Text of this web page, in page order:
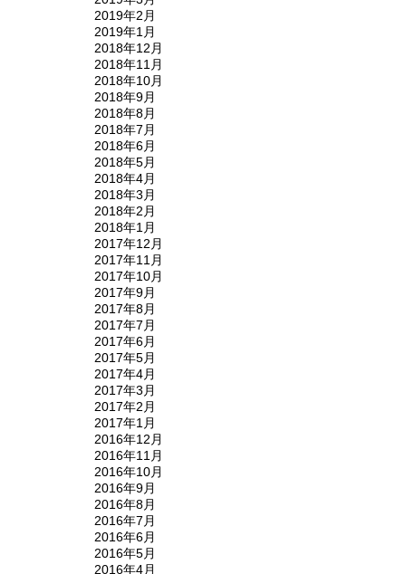
2019年2月
2019年1月
2018年12月
2018年11月
2018年10月
2018年9月
2018年8月
2018年7月
2018年6月
2018年5月
2018年4月
2018年3月
2018年2月
2018年1月
2017年12月
2017年11月
2017年10月
2017年9月
2017年8月
2017年7月
2017年6月
2017年5月
2017年4月
2017年3月
2017年2月
2017年1月
2016年12月
2016年11月
2016年10月
2016年9月
2016年8月
2016年7月
2016年6月
2016年5月
2016年4月